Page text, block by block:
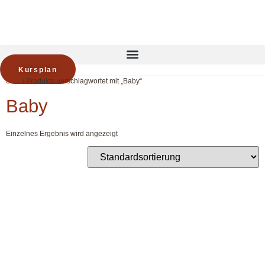
Kursplan
Start
/ Produkte verschlagwortet mit „Baby“
Baby
Einzelnes Ergebnis wird angezeigt